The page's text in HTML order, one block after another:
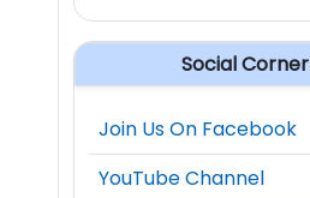
Social Corner
Join Us On Facebook
YouTube Channel